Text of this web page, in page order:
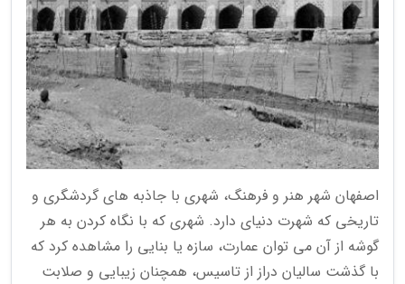
اصفهان شهر هنر و فرهنگ، شهری با جاذبه های گردشگری و
تاریخی که شهرت دنیای دارد. شهری که با نگاه کردن به هر
گوشه از آن می توان عمارت، سازه یا بنایی را مشاهده کرد که
با گذشت سالیان دراز از تاسیس، همچنان زیبایی و صلابت